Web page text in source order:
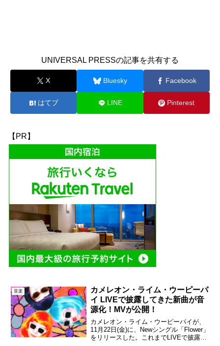
UNIVERSAL PRESSの記事を共有する
X Bluesky Facebook
はてブ LINE Pinterest
【PR】
音楽
カメレオン・ライム・ウーピーパ
イ LIVEで披露してきた新曲が音
源化！MVが公開！
カメレオン・ライム・ウーピーパイが、
11月22日(金)に、Newシングル「Flower」
をリリースした。これまでLIVEで披露し